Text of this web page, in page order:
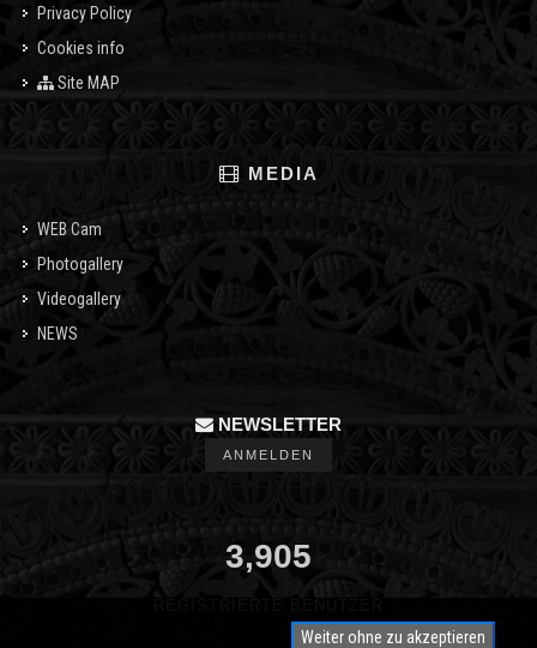
Privacy Policy
Cookies info
Site MAP
MEDIA
WEB Cam
Photogallery
Videogallery
NEWS
NEWSLETTER
ANMELDEN
3,905
Weiter ohne zu akzeptieren